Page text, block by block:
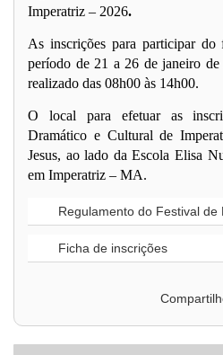
Imperatriz – 2026.
As inscrições para participar
período de 21 a 26 de janeiro de
realizado das 08h00 às 14h00.
O local para efetuar as
Dramático e Cultural de
Jesus, ao lado da Escola Elisa
em Imperatriz – MA.
Regulamento do Festival de
Ficha de inscrições